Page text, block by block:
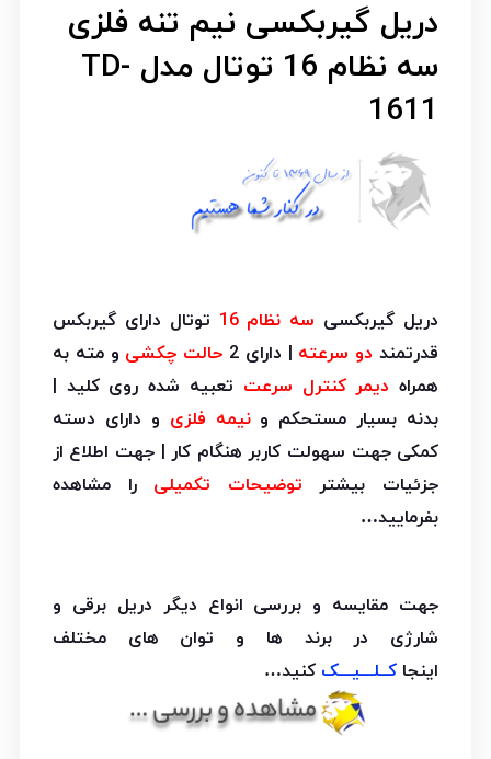
دریل گیربکسی نیم تنه فلزی
سه نظام 16 توتال مدل TD-
1611
دریل گیربکسی سه نظام 16
توتال دارای گیربکس
قدرتمند دو سرعته | دارای 2 حالت چکشی و مته به
همراه دیمر کنترل سرعت تعبیه شده روی کلید |
بدنه بسیار مستحکم ونیمه فلزی و دارای دسته
کمکی جهت سهولت کاربر هنگام کار | جهت اطلاع از
جزئیات بیشتر توضیحات تکمیلی را مشاهده
بفرمایید…
جهت مقایسه و بررسی انواع دیگر دریل برقی و
شارژی در برند ها و توان های مختلف
اینجا کــلـــیـــک کنید…